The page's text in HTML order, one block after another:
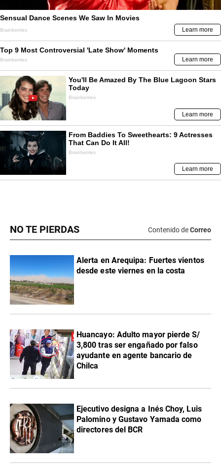
NO TE PIERDAS Contenido deCorreo
Alerta en Arequipa: Fuertes vientos
desde este viernes en la costa
Huancayo: Adulto mayor pierde S/
3,800 tras ser engañado por falso
ayudante en agente bancario de
Chilca
Ejecutivo designa a Inés Choy, Luis
Palomino y Gustavo Yamada como
directores del BCR